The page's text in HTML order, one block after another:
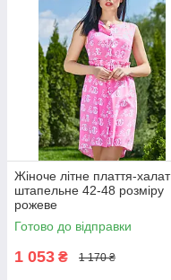
Жіноче літне плаття-халат
штапельне 42-48 розміру
рожеве
Готово до відправки
1 053 ₴ 1 170 ₴